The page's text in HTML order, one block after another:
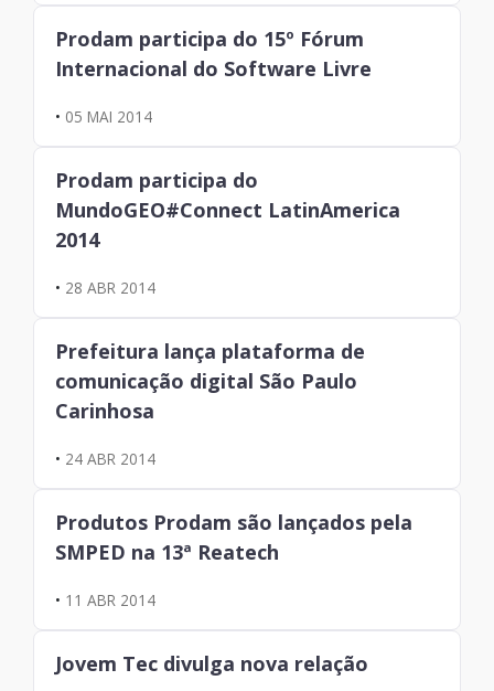
Prodam participa do 15º Fórum
Internacional do Software Livre
• 05 MAI 2014
Prodam participa do
MundoGEO#Connect LatinAmerica
2014
• 28 ABR 2014
Prefeitura lança plataforma de
comunicação digital São Paulo
Carinhosa
• 24 ABR 2014
Produtos Prodam são lançados pela
SMPED na 13ª Reatech
• 11 ABR 2014
Jovem Tec divulga nova relação